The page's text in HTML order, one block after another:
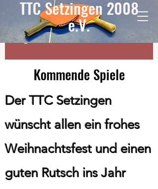
Start Mannschaften
Mitgliederbereich Datenschutz
TTC Setzingen 2008
e.V.
Kommende Spiele
Der TTC Setzingen
wünscht allen ein frohes
Weihnachtsfest und einen
guten Rutsch ins Jahr